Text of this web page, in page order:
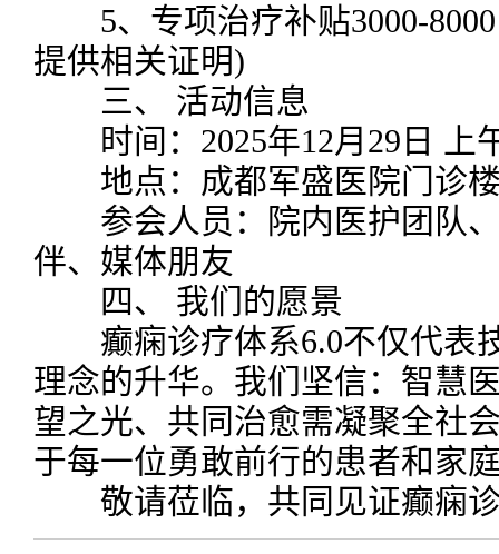
5、专项治疗补贴3000-8000
提供相关证明)
三、 活动信息
时间：2025年12月29日 上
地点：成都军盛医院门诊
参会人员：院内医护团队、
伴、媒体朋友
四、 我们的愿景
癫痫诊疗体系6.0不仅代表
理念的升华。我们坚信：智慧
望之光、共同治愈需凝聚全社
于每一位勇敢前行的患者和家
敬请莅临，共同见证癫痫诊